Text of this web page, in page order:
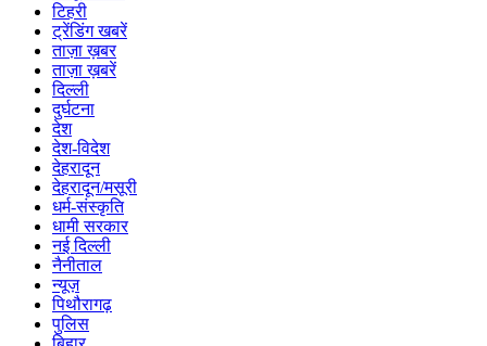
टिहरी
ट्रेंडिंग खबरें
ताज़ा ख़बर
ताज़ा ख़बरें
दिल्ली
दुर्घटना
देश
देश-विदेश
देहरादून
देहरादून/मसूरी
धर्म-संस्कृति
धामी सरकार
नई दिल्ली
नैनीताल
न्यूज़
पिथौरागढ़
पुलिस